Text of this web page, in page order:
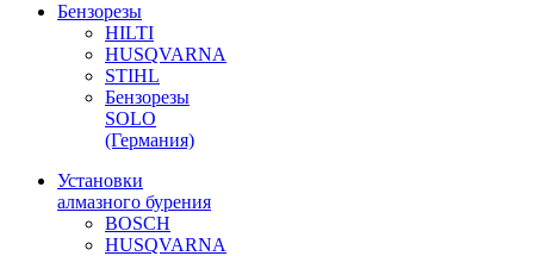
Бензорезы
HILTI
HUSQVARNA
STIHL
Бензорезы
SOLO
(Германия)
Установки
алмазного бурения
BOSCH
HUSQVARNA